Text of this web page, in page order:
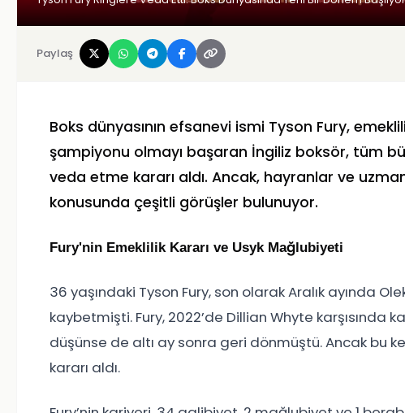
Paylaş
Boks dünyasının efsanevi ismi Tyson Fury,
şampiyonu olmayı başaran İngiliz boksör, tüm
veda etme kararı aldı. Ancak, hayranlar ve
konusunda çeşitli görüşler bulunuyor.
Fury'nin Emeklilik Kararı ve Usyk Mağlubiyeti
36 yaşındaki Tyson Fury, son olarak Aralık ayında
kaybetmişti. Fury, 2022’de Dillian Whyte karşısında
düşünse de altı ay sonra geri dönmüştü. Ancak bu
kararı aldı.